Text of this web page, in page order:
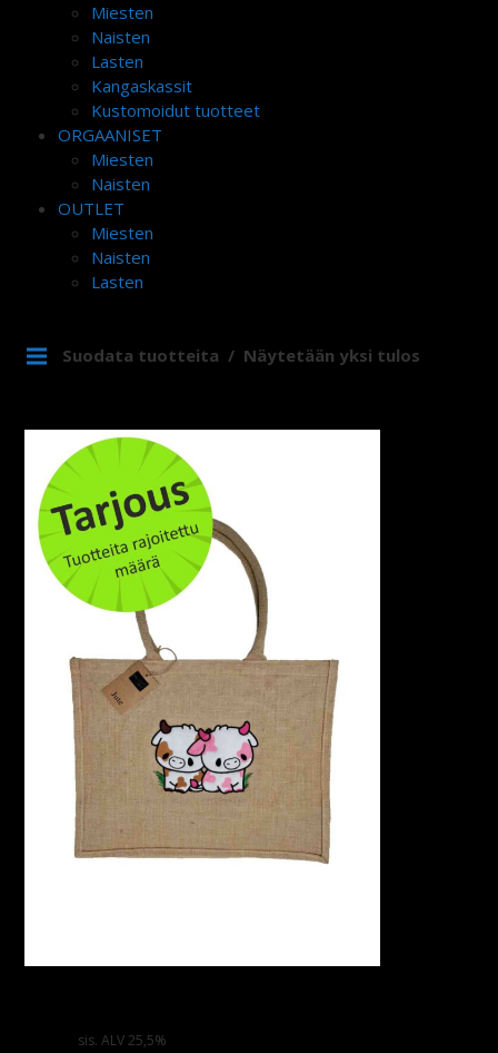
Miesten
Naisten
Lasten
Kangaskassit
Kustomoidut tuotteet
ORGAANISET
Miesten
Naisten
OUTLET
Miesten
Naisten
Lasten
Suodata tuotteita Näytetään yksi tulos
sis. ALV 25,5%